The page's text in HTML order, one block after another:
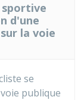
d'une
la voie
se
publique